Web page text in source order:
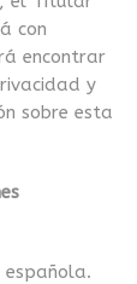
con
encontrar
y
sobre esta